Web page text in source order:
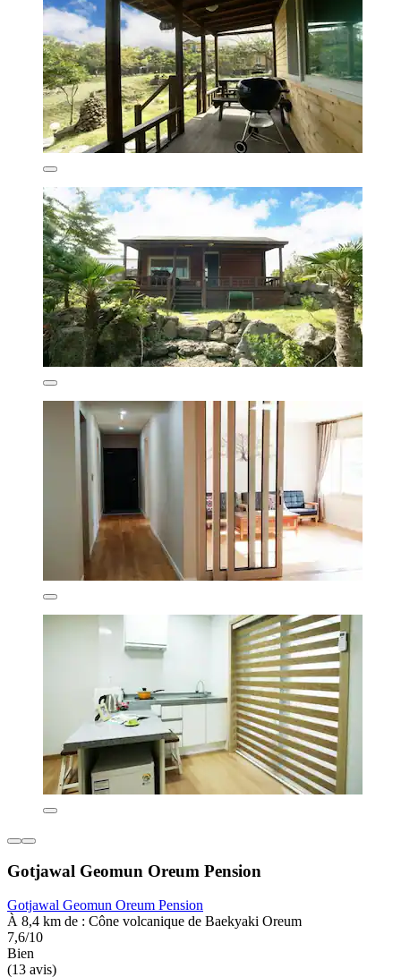
Gotjawal Geomun Oreum Pension
Gotjawal Geomun Oreum Pension
À 8,4 km de : Cône volcanique de Baekyaki Oreum
7,6/10
Bien
(13 avis)